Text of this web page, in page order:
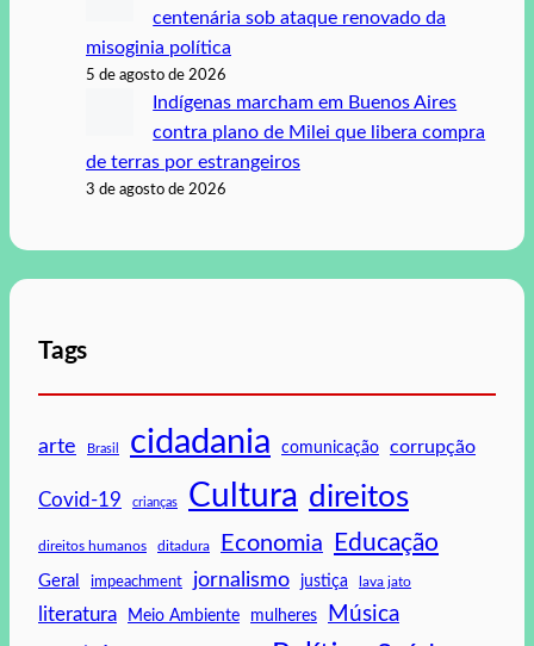
centenária sob ataque renovado da
misoginia política
5 de agosto de 2026
Indígenas marcham em Buenos Aires
contra plano de Milei que libera compra
de terras por estrangeiros
3 de agosto de 2026
Tags
arte Brasil cidadania comunicação corrupção
Covid-19 crianças Cultura direitos
direitos humanos ditadura Economia Educação
Geral impeachment jornalismo justiça lava jato
literatura Meio Ambiente mulheres Música